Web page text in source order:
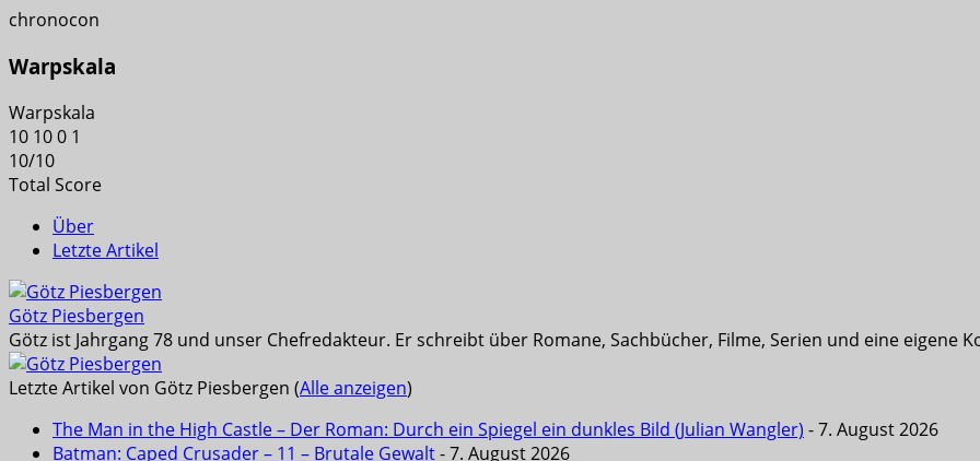
chronocon
Warpskala
Warpskala
10 100 1
10/10
Total Score
Über
Letzte Artikel
Götz Piesbergen
Götz ist Jahrgang 78 und unser Chefredakteur. Er schreibt über Romane, Sachbücher, Filme, Serien und eine eigene
Letzte Artikel von Götz Piesbergen (Alle anzeigen)
The Man in the High Castle – Der Roman: Durch ein Spiegel ein dunkles Bild (Julian Wangler) - 7. August 2026
Batman: Caped Crusader – 11 – Brutale Gewalt- 7. August 2026